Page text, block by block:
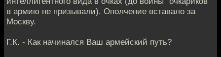
в армию не призывали). Ополчение вставало за
Москву.
Г.К. - Как начинался Ваш армейский путь?